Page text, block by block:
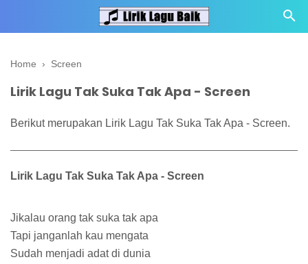
Home › Screen
Lirik Lagu Tak Suka Tak Apa - Screen
Berikut merupakan Lirik Lagu Tak Suka Tak Apa - Screen.
Lirik Lagu Tak Suka Tak Apa - Screen
Jikalau orang tak suka tak apa
Tapi janganlah kau mengata
Sudah menjadi adat di dunia